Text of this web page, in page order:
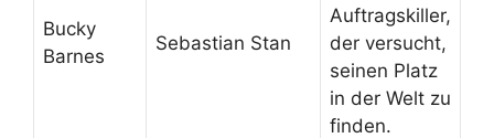
Bucky
Barnes
Sebastian Stan
Auftragskiller,
der versucht,
seinen Platz
in der Welt zu
finden.